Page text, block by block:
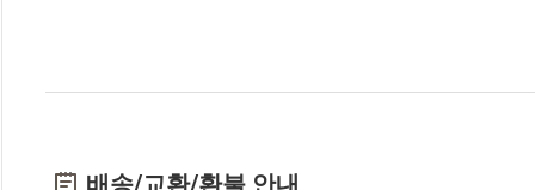
배송/교환/환불 안내